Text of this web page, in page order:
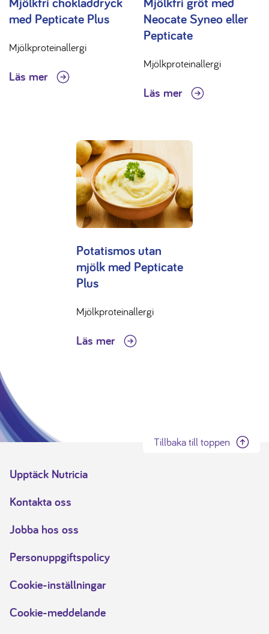
med Pepticate Plus
Mjölkproteinallergi
Läs mer
Neocate Syneo eller
Pepticate
Mjölkproteinallergi
Läs mer
Potatismos utan
mjölk med Pepticate
Plus
Mjölkproteinallergi
Läs mer
Tillbaka till toppen
Upptäck Nutricia
Kontakta oss
Jobba hos oss
Personuppgiftspolicy
Cookie-inställningar
Cookie-meddelande